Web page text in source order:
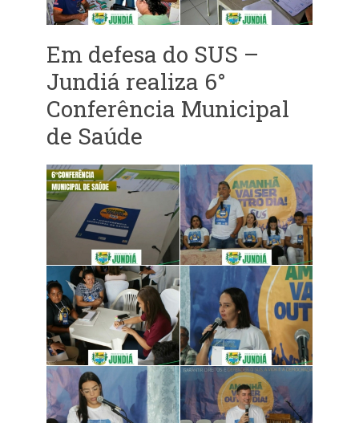
Em defesa do SUS –
Jundiá realiza 6°
Conferência Municipal
de Saúde